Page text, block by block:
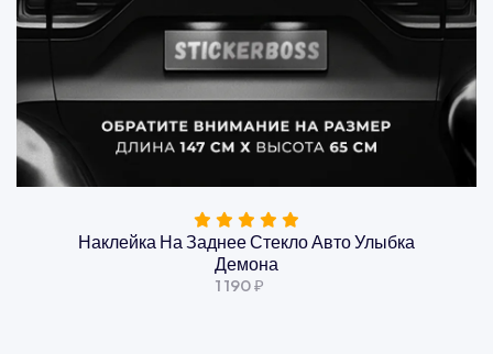
Наклейка На Заднее Стекло Авто Улыбка
Демона
1 190 ₽